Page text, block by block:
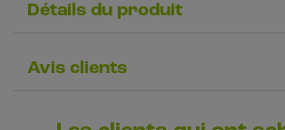
Détails du produit
Avis clients